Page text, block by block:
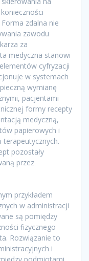
zdalna nie
zawodu
za
medyczna stanowi
cyfryzacji
w systemach
wymianę
pacjentami
formy recepty
medyczną,
papierowych i
terapeutycznych.
pozostały
przez
przykładem
w administracji
są pomiędzy
fizycznego
Rozwiązanie to
i